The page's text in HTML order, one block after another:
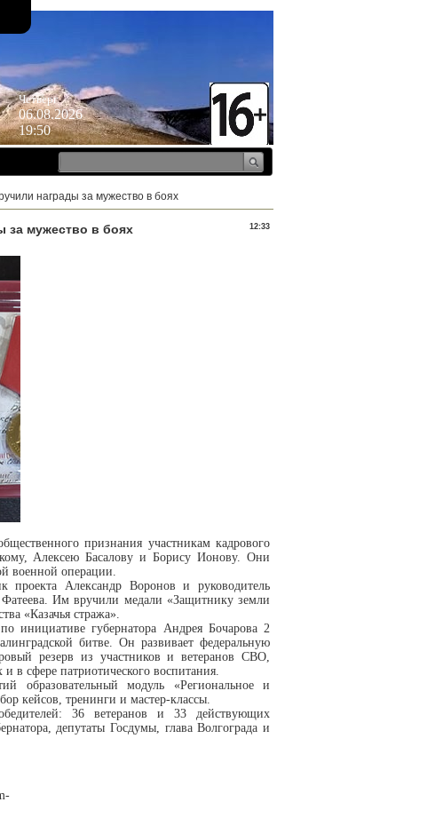
Четверг
06.08.2026
19:50
награды за мужество в боях
12:33
за мужество в боях
признания участникам кадрового
Алексею Басалову и Борису Ионову. Они
военной операции.
Александр Воронов и руководитель
Фатеева. Им вручили медали «Защитнику земли
«Казачья стража».
инициативе губернатора Андрея Бочарова 2
битве. Он развивает федеральную
резерв из участников и ветеранов СВО,
в сфере патриотического воспитания.
образовательный модуль «Региональное и
кейсов, тренинги и мастер-классы.
36 ветеранов и 33 действующих
депутаты Госдумы, глава Волгограда и